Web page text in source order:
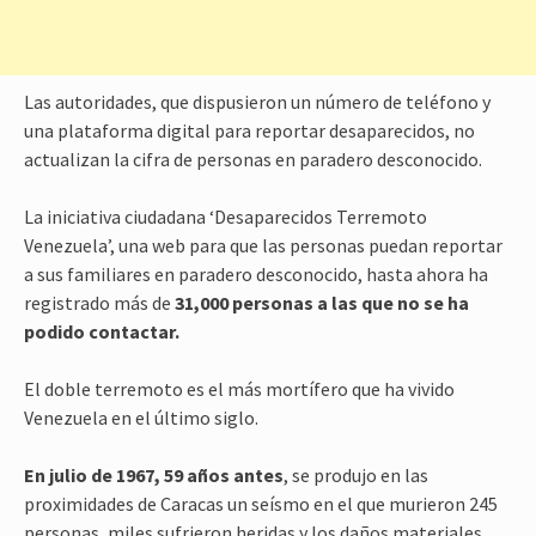
Las autoridades, que dispusieron un número de teléfono y
una plataforma digital para reportar desaparecidos, no
actualizan la cifra de personas en paradero desconocido.
La iniciativa ciudadana ‘Desaparecidos Terremoto
Venezuela’, una web para que las personas puedan reportar
a sus familiares en paradero desconocido, hasta ahora ha
registrado más de 31,000 personas a las que no se ha
podido contactar.
El doble terremoto es el más mortífero que ha vivido
Venezuela en el último siglo.
En julio de 1967, 59 años antes, se produjo en las
proximidades de Caracas un seísmo en el que murieron 245